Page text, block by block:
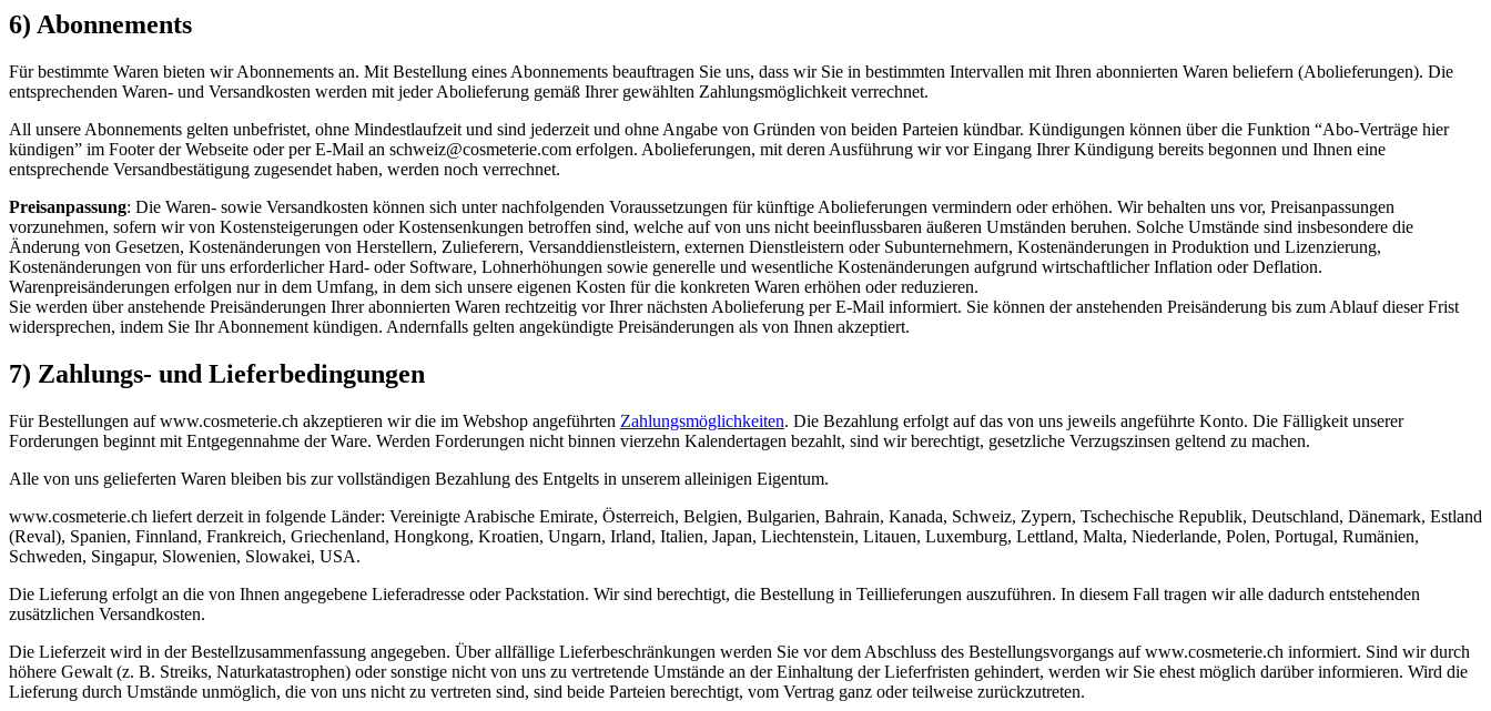
6) Abonnements
Für bestimmte Waren bieten wir Abonnements an. Mit Bestellung eines Abonnements beauftragen Sie uns, dass wir Sie in bestimmten Intervallen mit Ihren abonnierten Waren beliefern (Abolieferungen). Die
entsprechenden Waren- und Versandkosten werden mit jeder Abolieferung gemäß Ihrer gewählten Zahlungsmöglichkeit verrechnet.
All unsere Abonnements gelten unbefristet, ohne Mindestlaufzeit und sind jederzeit und ohne Angabe von Gründen von beiden Parteien kündbar. Kündigungen können über die Funktion “Abo-Verträge hier
kündigen” im Footer der Webseite oder per E-Mail an schweiz@cosmeterie.com erfolgen. Abolieferungen, mit deren Ausführung wir vor Eingang Ihrer Kündigung bereits begonnen und Ihnen eine
entsprechende Versandbestätigung zugesendet haben, werden noch verrechnet.
Preisanpassung: Die Waren- sowie Versandkosten können sich unter nachfolgenden Voraussetzungen für künftige Abolieferungen vermindern oder erhöhen. Wir behalten uns vor, Preisanpassungen
vorzunehmen, sofern wir von Kostensteigerungen oder Kostensenkungen betroffen sind, welche auf von uns nicht beeinflussbaren äußeren Umständen beruhen. Solche Umstände sind insbesondere die
Änderung von Gesetzen, Kostenänderungen von Herstellern, Zulieferern, Versanddienstleistern, externen Dienstleistern oder Subunternehmern, Kostenänderungen in Produktion und Lizenzierung,
Kostenänderungen von für uns erforderlicher Hard- oder Software, Lohnerhöhungen sowie generelle und wesentliche Kostenänderungen aufgrund wirtschaftlicher Inflation oder Deflation.
Warenpreisänderungen erfolgen nur in dem Umfang, in dem sich unsere eigenen Kosten für die konkreten Waren erhöhen oder reduzieren.
Sie werden über anstehende Preisänderungen Ihrer abonnierten Waren rechtzeitig vor Ihrer nächsten Abolieferung per E-Mail informiert. Sie können der anstehenden Preisänderung bis zum Ablauf dieser Frist
widersprechen, indem Sie Ihr Abonnement kündigen. Andernfalls gelten angekündigte Preisänderungen als von Ihnen akzeptiert.
7) Zahlungs- und Lieferbedingungen
Für Bestellungen auf www.cosmeterie.ch akzeptieren wir die im Webshop angeführten Zahlungsmöglichkeiten. Die Bezahlung erfolgt auf das von uns jeweils angeführte Konto. Die Fälligkeit unserer
Forderungen beginnt mit Entgegennahme der Ware. Werden Forderungen nicht binnen vierzehn Kalendertagen bezahlt, sind wir berechtigt, gesetzliche Verzugszinsen geltend zu machen.
Alle von uns gelieferten Waren bleiben bis zur vollständigen Bezahlung des Entgelts in unserem alleinigen Eigentum.
www.cosmeterie.ch liefert derzeit in folgende Länder: Vereinigte Arabische Emirate, Österreich, Belgien, Bulgarien, Bahrain, Kanada, Schweiz, Zypern, Tschechische Republik, Deutschland, Dänemark, Estland
(Reval), Spanien, Finnland, Frankreich, Griechenland, Hongkong, Kroatien, Ungarn, Irland, Italien, Japan, Liechtenstein, Litauen, Luxemburg, Lettland, Malta, Niederlande, Polen, Portugal, Rumänien,
Schweden, Singapur, Slowenien, Slowakei, USA.
Die Lieferung erfolgt an die von Ihnen angegebene Lieferadresse oder Packstation. Wir sind berechtigt, die Bestellung in Teillieferungen auszuführen. In diesem Fall tragen wir alle dadurch entstehenden
zusätzlichen Versandkosten.
Die Lieferzeit wird in der Bestellzusammenfassung angegeben. Über allfällige Lieferbeschränkungen werden Sie vor dem Abschluss des Bestellungsvorgangs auf www.cosmeterie.ch informiert. Sind wir durch
höhere Gewalt (z. B. Streiks, Naturkatastrophen) oder sonstige nicht von uns zu vertretende Umstände an der Einhaltung der Lieferfristen gehindert, werden wir Sie ehest möglich darüber informieren. Wird die
Lieferung durch Umstände unmöglich, die von uns nicht zu vertreten sind, sind beide Parteien berechtigt, vom Vertrag ganz oder teilweise zurückzutreten.